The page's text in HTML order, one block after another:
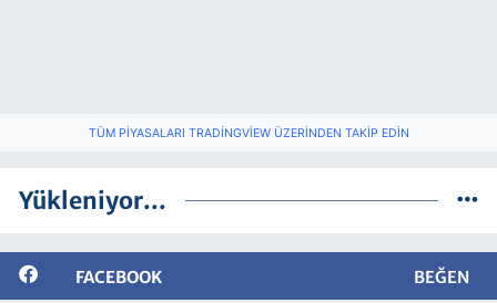
TÜM PIYASALARI TRADINGVIEW ÜZERINDEN TAKIP EDIN
Yükleniyor...
FACEBOOK BEĞEN